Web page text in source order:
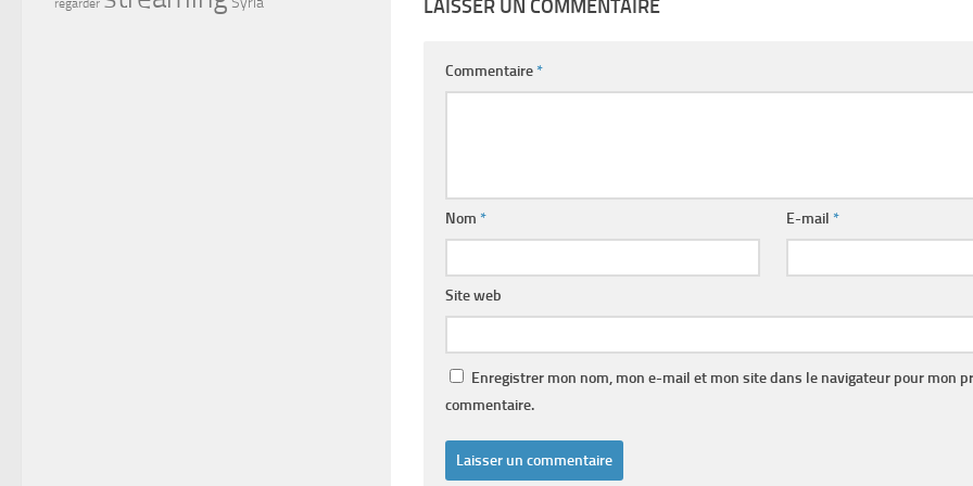
LAISSER UN COMMENTAIRE
Commentaire*
Nom * E-mail*
Site web
Enregistrer mon nom, mon e-mail et mon site dans le navigateur pour mon
commentaire.
regarder